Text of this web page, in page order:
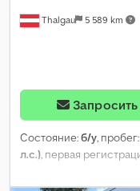
Thalgau 5 589 km
Запросить
Состояние:б/у, пробег:
л.с.), первая
грузового отсека:6